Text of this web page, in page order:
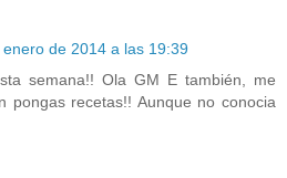
enero de 2014 a las 19:39
semana!! Ola GM E también, me
pongas recetas!! Aunque no conocia